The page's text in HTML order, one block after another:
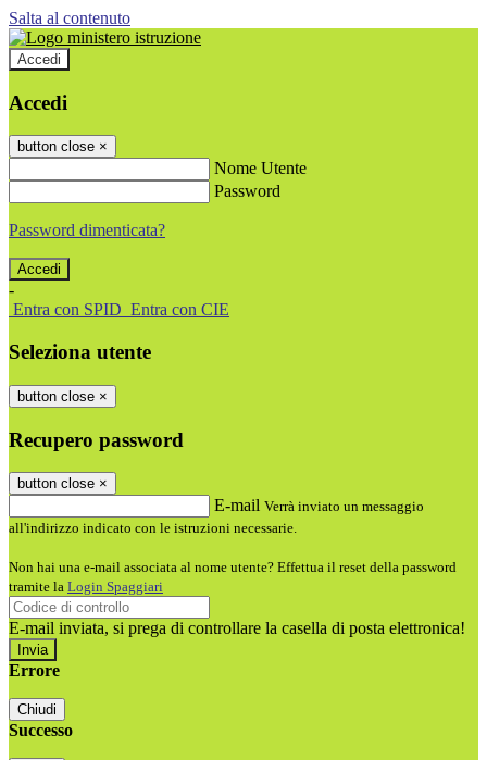
Salta al contenuto
Accedi
Accedi
button close ×
Nome Utente
Password
Password dimenticata?
-
Entra con SPID Entra con CIE
Seleziona utente
button close ×
Recupero password
button close ×
E-mail Verrà inviato un messaggio
all'indirizzo indicato con le istruzioni necessarie.
Non hai una e-mail associata al nome utente? Effettua il reset della password
tramite la Login Spaggiari
E-mail inviata, si prega di controllare la casella di posta elettronica!
Errore
Chiudi
Successo